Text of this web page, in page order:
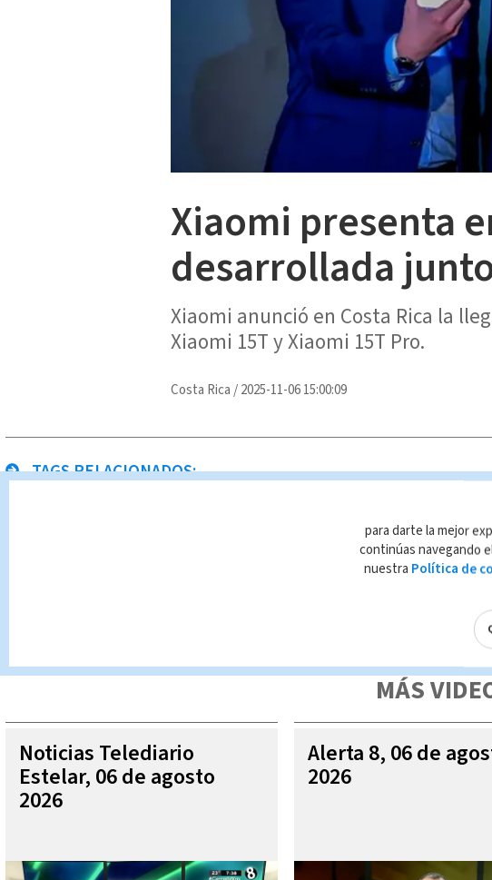
Xiaomi presenta
desarrollada
Xiaomi anunció en Costa Rica la
Xiaomi 15T y Xiaomi 15T Pro.
Costa Rica /2025-11-06 15:00:09
TAGS RELACIONADOS:
Queda prohibida la reproducción total o parcial del contenido de esta página,
autorizada constituye una infracción y un delito de conformidad con las leyes
MÁS
Noticias Telediario
Estelar, 06 de agosto
2026
Alerta 8, 06 de
2026
para darte la mejor
continúas navegando
nuestra Política de